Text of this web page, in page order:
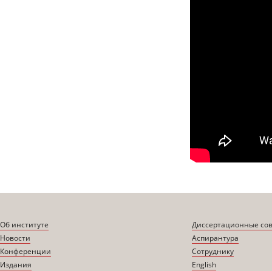
Об институте
Новости
Конференции
Издания
Диссертационные
Аспирантура
Сотруднику
English